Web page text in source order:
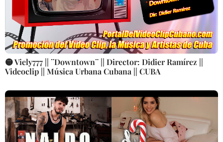
🟡 Viely777 || ¨Downtown¨ || Director: Didier Ramírez ||
Videoclip || Música Urbana Cubana || CUBA